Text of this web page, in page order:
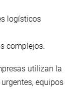
logísticos
complejos.
utilizan la
equipos